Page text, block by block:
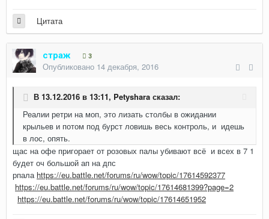
Цитата
страж 3
Опубликовано 14 декабря, 2016
В 13.12.2016 в 13:11, Petyshara сказал:
Реалии ретри на моп, это лизать столбы в ожидании
крыльев и потом под бурст ловишь весь контроль, и идешь
в лос, опять.
щас на офе пригорает от розовых палы убивают всё и всех в 7 1
будет оч большой ап на дпс
рпала https://eu.battle.net/forums/ru/wow/topic/17614592377
https://eu.battle.net/forums/ru/wow/topic/17614681399?page=2
https://eu.battle.net/forums/ru/wow/topic/17614651952